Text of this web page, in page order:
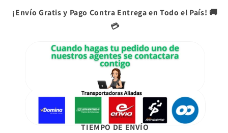
¡Envío Gratis y Pago Contra Entrega en Todo el País! 🚚
💳
TIEMPO DE ENVÍO